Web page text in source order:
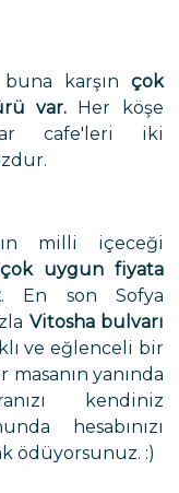
karşın çok
var. Her köşe
cafe'leri iki
milli içeceği
çok uygun fiyata
. En son Sofya
Vitosha bulvarı
ve eğlenceli bir
yanında
kendiniz
hesabınızı
ödüyorsunuz. :)